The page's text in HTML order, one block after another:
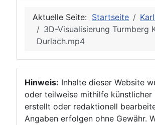
Aktuelle Seite: Startseite
3D-Visualisierung Turmberg
Durlach.mp4
Hinweis: Inhalte dieser Website
oder teilweise mithilfe künstlicher
erstellt oder redaktionell
Angaben erfolgen ohne Gewähr.